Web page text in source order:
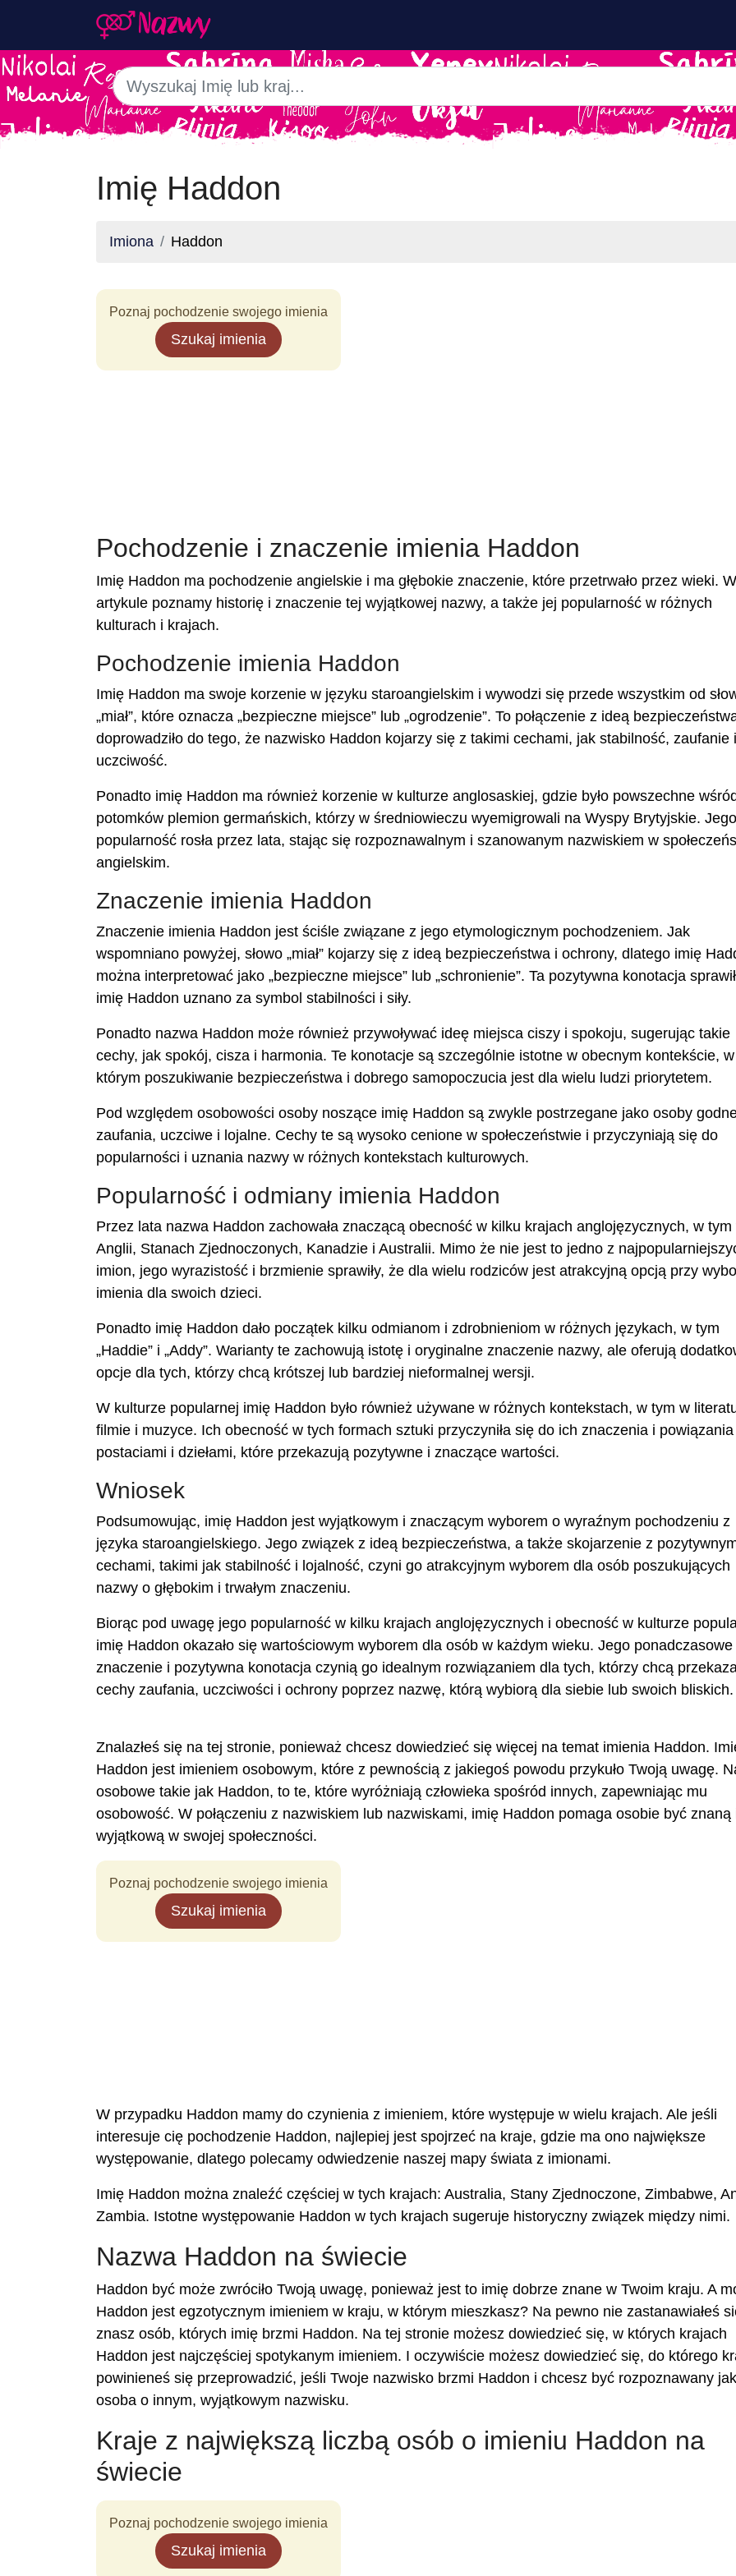
Imię Haddon
Imiona Haddon
Poznaj pochodzenie swojego imienia
Szukaj imienia
Pochodzenie i znaczenie imienia Haddon
Imię Haddon ma pochodzenie angielskie i ma głębokie znaczenie, które przetrwało przez wieki.
artykule poznamy historię i znaczenie tej wyjątkowej nazwy, a także jej popularność w różnych
kulturach i krajach.
Pochodzenie imienia Haddon
Imię Haddon ma swoje korzenie w języku staroangielskim i wywodzi się przede wszystkim od
„miał”, które oznacza „bezpieczne miejsce” lub „ogrodzenie”. To połączenie z ideą
doprowadziło do tego, że nazwisko Haddon kojarzy się z takimi cechami, jak stabilność, zaufanie i
uczciwość.
Ponadto imię Haddon ma również korzenie w kulturze anglosaskiej, gdzie było powszechne wśród
potomków plemion germańskich, którzy w średniowieczu wyemigrowali na Wyspy Brytyjskie. Jego
popularność rosła przez lata, stając się rozpoznawalnym i szanowanym nazwiskiem w
angielskim.
Znaczenie imienia Haddon
Znaczenie imienia Haddon jest ściśle związane z jego etymologicznym pochodzeniem. Jak
wspomniano powyżej, słowo „miał” kojarzy się z ideą bezpieczeństwa i ochrony, dlatego imię
można interpretować jako „bezpieczne miejsce” lub „schronienie”. Ta pozytywna konotacja
imię Haddon uznano za symbol stabilności i siły.
Ponadto nazwa Haddon może również przywoływać ideę miejsca ciszy i spokoju, sugerując takie
cechy, jak spokój, cisza i harmonia. Te konotacje są szczególnie istotne w obecnym kontekście, w
którym poszukiwanie bezpieczeństwa i dobrego samopoczucia jest dla wielu ludzi priorytetem.
Pod względem osobowości osoby noszące imię Haddon są zwykle postrzegane jako osoby
zaufania, uczciwe i lojalne. Cechy te są wysoko cenione w społeczeństwie i przyczyniają się do
popularności i uznania nazwy w różnych kontekstach kulturowych.
Popularność i odmiany imienia Haddon
Przez lata nazwa Haddon zachowała znaczącą obecność w kilku krajach anglojęzycznych, w tym
Anglii, Stanach Zjednoczonych, Kanadzie i Australii. Mimo że nie jest to jedno z
imion, jego wyrazistość i brzmienie sprawiły, że dla wielu rodziców jest atrakcyjną opcją przy
imienia dla swoich dzieci.
Ponadto imię Haddon dało początek kilku odmianom i zdrobnieniom w różnych językach, w tym
„Haddie” i „Addy”. Warianty te zachowują istotę i oryginalne znaczenie nazwy, ale oferują
opcje dla tych, którzy chcą krótszej lub bardziej nieformalnej wersji.
W kulturze popularnej imię Haddon było również używane w różnych kontekstach, w tym w
filmie i muzyce. Ich obecność w tych formach sztuki przyczyniła się do ich znaczenia i
postaciami i dziełami, które przekazują pozytywne i znaczące wartości.
Wniosek
Podsumowując, imię Haddon jest wyjątkowym i znaczącym wyborem o wyraźnym pochodzeniu z
języka staroangielskiego. Jego związek z ideą bezpieczeństwa, a także skojarzenie z
cechami, takimi jak stabilność i lojalność, czyni go atrakcyjnym wyborem dla osób poszukujących
nazwy o głębokim i trwałym znaczeniu.
Biorąc pod uwagę jego popularność w kilku krajach anglojęzycznych i obecność w kulturze
imię Haddon okazało się wartościowym wyborem dla osób w każdym wieku. Jego ponadczasowe
znaczenie i pozytywna konotacja czynią go idealnym rozwiązaniem dla tych, którzy chcą
cechy zaufania, uczciwości i ochrony poprzez nazwę, którą wybiorą dla siebie lub swoich bliskich.
Znalazłeś się na tej stronie, ponieważ chcesz dowiedzieć się więcej na temat imienia Haddon.
Haddon jest imieniem osobowym, które z pewnością z jakiegoś powodu przykuło Twoją uwagę.
osobowe takie jak Haddon, to te, które wyróżniają człowieka spośród innych, zapewniając mu
osobowość. W połączeniu z nazwiskiem lub nazwiskami, imię Haddon pomaga osobie być znaną
wyjątkową w swojej społeczności.
Poznaj pochodzenie swojego imienia
Szukaj imienia
W przypadku Haddon mamy do czynienia z imieniem, które występuje w wielu krajach. Ale jeśli
interesuje cię pochodzenie Haddon, najlepiej jest spojrzeć na kraje, gdzie ma ono największe
występowanie, dlatego polecamy odwiedzenie naszej mapy świata z imionami.
Imię Haddon można znaleźć częściej w tych krajach: Australia, Stany Zjednoczone, Zimbabwe,
Zambia. Istotne występowanie Haddon w tych krajach sugeruje historyczny związek między nimi.
Nazwa Haddon na świecie
Haddon być może zwróciło Twoją uwagę, ponieważ jest to imię dobrze znane w Twoim kraju. A
Haddon jest egzotycznym imieniem w kraju, w którym mieszkasz? Na pewno nie zastanawiałeś
znasz osób, których imię brzmi Haddon. Na tej stronie możesz dowiedzieć się, w których krajach
Haddon jest najczęściej spotykanym imieniem. I oczywiście możesz dowiedzieć się, do którego
powinieneś się przeprowadzić, jeśli Twoje nazwisko brzmi Haddon i chcesz być rozpoznawany
osoba o innym, wyjątkowym nazwisku.
Kraje z największą liczbą osób o imieniu Haddon na
świecie
Poznaj pochodzenie swojego imienia
Szukaj imienia